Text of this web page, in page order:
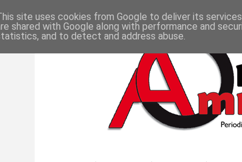
site uses cookies from Google to deliver its
shared with Google along with performance and
and to detect and address abuse.